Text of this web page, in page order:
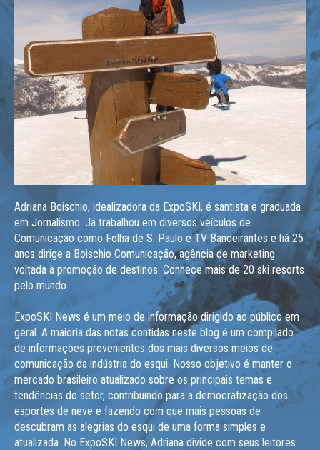
Adriana Boischio, idealizadora da ExpoSKI, é santista e graduada
em Jornalismo. Já trabalhou em diversos veículos de
Comunicação como Folha de S. Paulo e TV Bandeirantes e há 25
anos dirige a Boischio Comunicação, agência de marketing
voltada à promoção de destinos. Conhece mais de 20 ski resorts
pelo mundo.
ExpoSKI News é um meio de informação dirigido ao público em
geral. A maioria das notas contidas neste blog é um compilado
de informações provenientes dos mais diversos meios de
comunicação da indústria do esqui. Nosso objetivo é manter o
mercado brasileiro atualizado sobre os principais temas e
tendências do setor, contribuindo para a democratização dos
esportes de neve e fazendo com que mais pessoas de
descubram as alegrias do esqui de uma forma simples e
atualizada. No ExpoSKI News, Adriana divide com seus leitores